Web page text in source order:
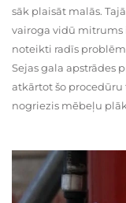
sāk plaisāt malās.
vairoga vidū mitrums
noteikti radīs
Sejas gala apstrādes
atkārtot šo procedūru
nogriezis mēbeļu